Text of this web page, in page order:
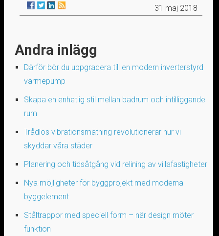
31 maj 2018
Andra inlägg
Därför bör du uppgradera till en modern inverterstyrd
värmepump
Skapa en enhetlig stil mellan badrum och intilliggande
rum
Trådlös vibrationsmätning revolutionerar hur vi
skyddar våra städer
Planering och tidsåtgång vid relining av villafastigheter
Nya möjligheter för byggprojekt med moderna
byggelement
Ståltrappor med speciell form – när design möter
funktion